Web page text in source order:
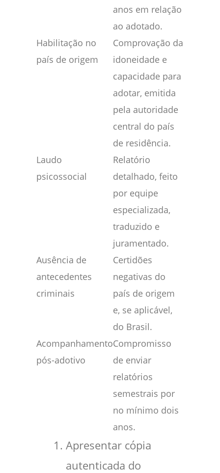
anos em relação
ao adotado.
Habilitação no
país de origem
Comprovação da
idoneidade e
capacidade para
adotar, emitida
pela autoridade
central do país
de residência.
Laudo
psicossocial
Relatório
detalhado, feito
por equipe
especializada,
traduzido e
juramentado.
Ausência de
antecedentes
criminais
Certidões
negativas do
país de origem
e, se aplicável,
do Brasil.
Acompanhamento
pós-adotivo
Compromisso
de enviar
relatórios
semestrais por
no mínimo dois
anos.
Apresentar cópia
autenticada do